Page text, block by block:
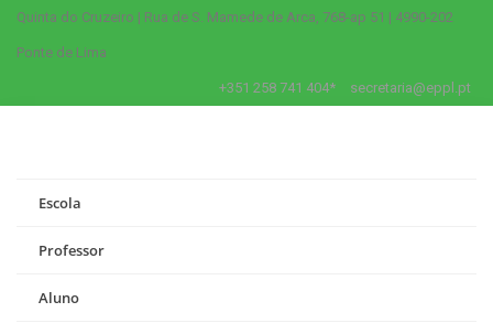
Quinta do Cruzeiro | Rua de S. Mamede de Arca, 768-ap 51 | 4990-202
Ponte de Lima
+351 258 741 404* secretaria@eppl.pt
Escola
Professor
Aluno